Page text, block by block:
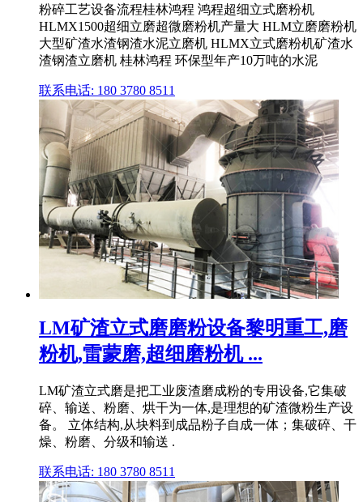
粉碎工艺设备流程桂林鸿程 鸿程超细立式磨粉机
HLMX1500超细立磨超微磨粉机产量大 HLM立磨磨粉机
大型矿渣水渣钢渣水泥立磨机 HLMX立式磨粉机矿渣水
渣钢渣立磨机 桂林鸿程 环保型年产10万吨的水泥
联系电话: 180 3780 8511
LM矿渣立式磨磨粉设备黎明重工,磨
粉机,雷蒙磨,超细磨粉机 ...
LM矿渣立式磨是把工业废渣磨成粉的专用设备,它集破
碎、输送、粉磨、烘干为一体,是理想的矿渣微粉生产设
备。 立体结构,从块料到成品粉子自成一体；集破碎、干
燥、粉磨、分级和输送 .
联系电话: 180 3780 8511